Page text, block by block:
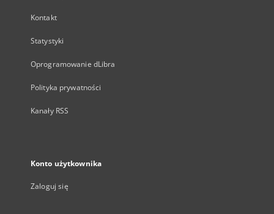
Kontakt
Statystyki
Oprogramowanie dLibra
Polityka prywatności
Kanały RSS
Konto użytkownika
Zaloguj się